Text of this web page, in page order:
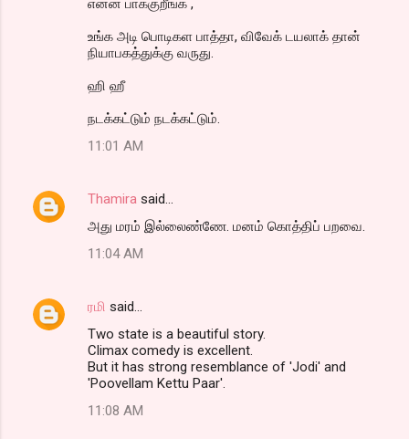
உங்க அடி பொடிகள பாத்தா, விவேக் டயலாக் தான்
நியாபகத்துக்கு வருது.
ஹி ஹீ
நடக்கட்டும் நடக்கட்டும்.
11:01 AM
Thamira said…
அது மரம் இல்லைண்ணே. மனம் கொத்திப் பறவை.
11:04 AM
ரமி said…
Two state is a beautiful story.
Climax comedy is excellent.
But it has strong resemblance of 'Jodi' and
'Poovellam Kettu Paar'.
11:08 AM